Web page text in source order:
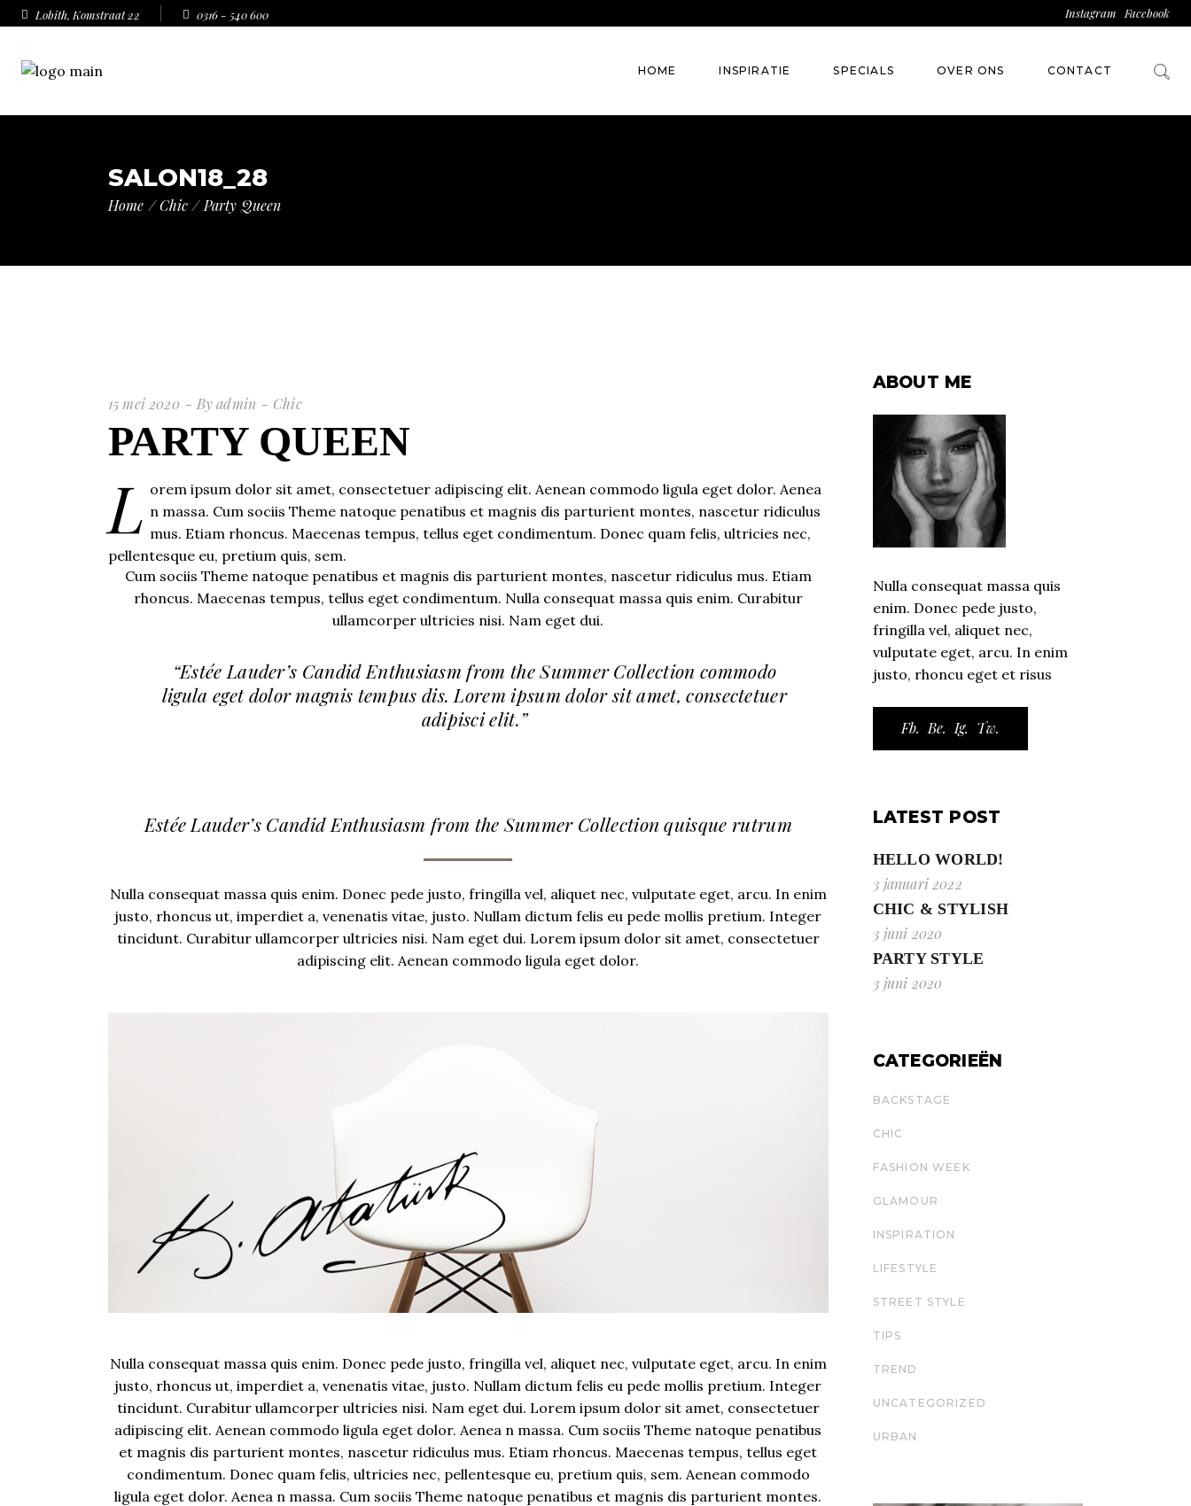
Lobith, Komstraat 22 0316 - 540 600 Instagram Facebook
HOME INSPIRATIE SPECIALS OVER ONS CONTACT
SALON18_28
Home Chic Party Queen
15 mei 2020 By admin Chic
PARTY QUEEN
L orem ipsum dolor sit amet, consectetuer adipiscing elit. Aenean commodo ligula eget dolor. Aenea
n massa. Cum sociis Theme natoque penatibus et magnis dis parturient montes, nascetur ridiculus
mus. Etiam rhoncus. Maecenas tempus, tellus eget condimentum. Donec quam felis, ultricies nec,
pellentesque eu, pretium quis, sem.
Cum sociis Theme natoque penatibus et magnis dis parturient montes, nascetur ridiculus mus. Etiam
rhoncus. Maecenas tempus, tellus eget condimentum. Nulla consequat massa quis enim. Curabitur
ullamcorper ultricies nisi. Nam eget dui.
“Estée Lauder’s Candid Enthusiasm from the Summer Collection commodo
ligula eget dolor magnis tempus dis. Lorem ipsum dolor sit amet, consectetuer
adipisci elit.”
Estée Lauder’s Candid Enthusiasm from the Summer Collection quisque rutrum
Nulla consequat massa quis enim. Donec pede justo, fringilla vel, aliquet nec, vulputate eget, arcu. In enim
justo, rhoncus ut, imperdiet a, venenatis vitae, justo. Nullam dictum felis eu pede mollis pretium. Integer
tincidunt. Curabitur ullamcorper ultricies nisi. Nam eget dui. Lorem ipsum dolor sit amet, consectetuer
adipiscing elit. Aenean commodo ligula eget dolor.
Nulla consequat massa quis enim. Donec pede justo, fringilla vel, aliquet nec, vulputate eget, arcu. In enim
justo, rhoncus ut, imperdiet a, venenatis vitae, justo. Nullam dictum felis eu pede mollis pretium. Integer
tincidunt. Curabitur ullamcorper ultricies nisi. Nam eget dui. Lorem ipsum dolor sit amet, consectetuer
adipiscing elit. Aenean commodo ligula eget dolor. Aenea n massa. Cum sociis Theme natoque penatibus
et magnis dis parturient montes, nascetur ridiculus mus. Etiam rhoncus. Maecenas tempus, tellus eget
condimentum. Donec quam felis, ultricies nec, pellentesque eu, pretium quis, sem. Aenean commodo
ligula eget dolor. Aenea n massa. Cum sociis Theme natoque penatibus et magnis dis parturient montes.
ABOUT ME
Nulla consequat massa quis
enim. Donec pede justo,
fringilla vel, aliquet nec,
vulputate eget, arcu. In enim
justo, rhoncu eget et risus
Fb. Be. Ig. Tw.
LATEST POST
HELLO WORLD!
3 januari 2022
CHIC & STYLISH
3 juni 2020
PARTY STYLE
3 juni 2020
CATEGORIEËN
BACKSTAGE
CHIC
FASHION WEEK
GLAMOUR
INSPIRATION
LIFESTYLE
STREET STYLE
TIPS
TREND
UNCATEGORIZED
URBAN